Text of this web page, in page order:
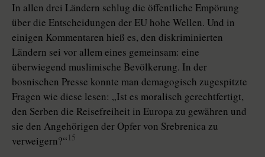
In allen drei Ländern schlug die öffentliche Empörung
über die Entscheidungen der EU hohe Wellen. Und in
einigen Kommentaren hieß es, den diskriminierten
Ländern sei vor allem eines gemeinsam: eine
überwiegend muslimische Bevölkerung. In der
bosnischen Presse konnte man demagogisch zugespitzte
Fragen wie diese lesen: „Ist es moralisch gerechtfertigt,
den Serben die Reisefreiheit in Europa zu gewähren und
sie den Angehörigen der Opfer von Srebrenica zu
verweigern?“ 15